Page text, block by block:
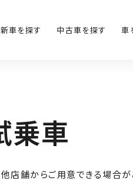
新車を探す 中古車を探す 車
乗車
舗からご用意できる場合が